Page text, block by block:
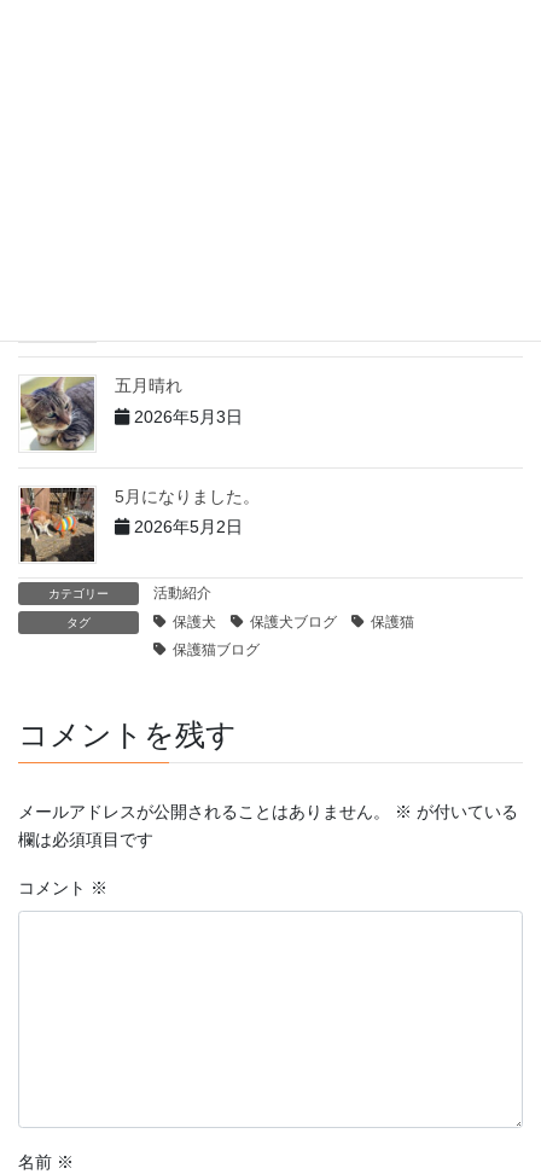
五月晴れ
2026年5月3日
5月になりました。
2026年5月2日
カテゴリー 活動紹介
タグ 保護犬 保護犬ブログ
保護猫
保護猫ブログ
コメントを残す
メールアドレスが公開されることはありません。 ※ が付いている
欄は必須項目です
コメント ※
名前 ※